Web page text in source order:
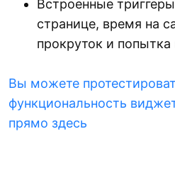
Встроенные
странице, время на
прокруток и
Вы можете
функциональность
прямо здесь